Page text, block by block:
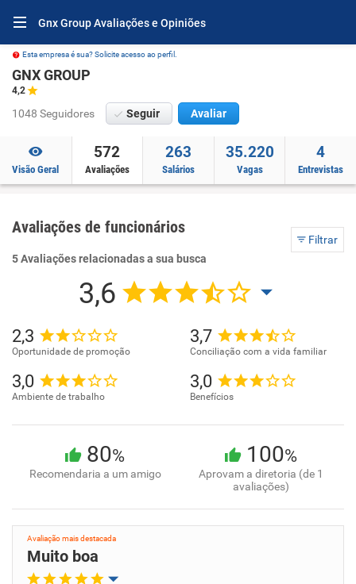
Gnx Group Avaliações e Opiniões
Esta empresa é sua? Solicite acesso ao perfil.
GNX GROUP
4,2
1048 Seguidores Seguir Avaliar
Visão Geral
572
Avaliações
263
Salários
35.220
Vagas
4
Entrevistas
Avaliações de funcionários
Filtrar
5 Avaliações relacionadas a sua busca
3,6
2,3
Oportunidade de promoção
3,7
Conciliação com a vida familiar
3,0
Ambiente de trabalho
3,0
Benefícios
80%
Recomendaria a um amigo
100%
Aprovam a diretoria (de 1
avaliações)
Avaliação mais destacada
Muito boa